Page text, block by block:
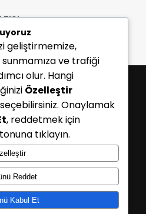
→ Görünüm → Menüler
yapınız.
→ Görünüm → Menüler
yapınız.
geliştirmemize,
ve trafiği
olur. Hangi
Özelleştir
Onaylamak
, reddetmek için
tıklayın.
Reddet
Kabul Et